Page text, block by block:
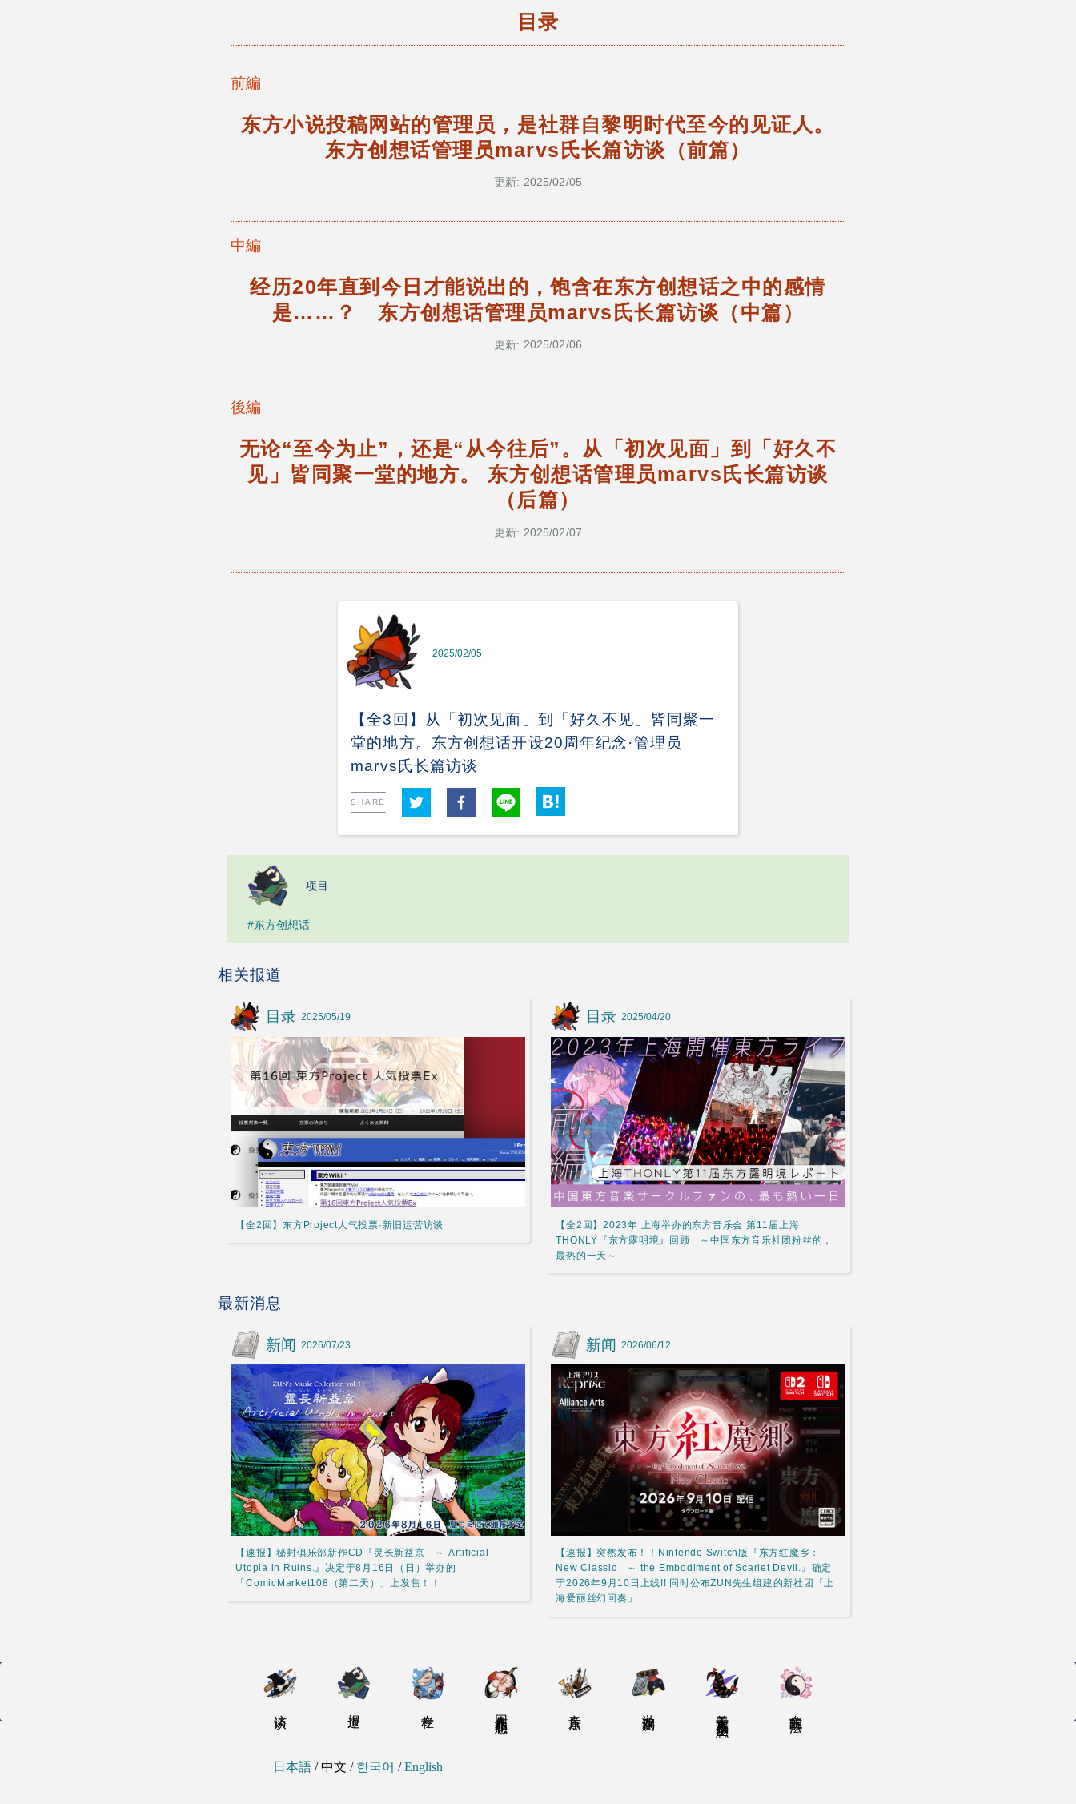
目录
前編
东方小说投稿网站的管理员，是社群自黎明时代至今的见证人。
东方创想话管理员marvs氏长篇访谈（前篇）
更新: 2025/02/05
中編
经历20年直到今日才能说出的，饱含在东方创想话之中的感情
是……？ 东方创想话管理员marvs氏长篇访谈（中篇）
更新: 2025/02/06
後編
无论“至今为止”，还是“从今往后”。从「初次见面」到「好久不
见」皆同聚一堂的地方。 东方创想话管理员marvs氏长篇访谈
（后篇）
更新: 2025/02/07
2025/02/05
【全3回】从「初次见面」到「好久不见」皆同聚一
堂的地方。东方创想话开设20周年纪念·管理员
marvs氏长篇访谈
SHARE
项目
#东方创想话
相关报道
目录 2025/05/19
【全2回】东方Project人气投票·新旧运营访谈
目录 2025/04/20
【全2回】2023年 上海举办的东方音乐会 第11届上海
THONLY『东方露明境』回顾 ～中国东方音乐社团粉丝的，
最热的一天～
最新消息
新闻 2026/07/23
【速报】秘封俱乐部新作CD『灵长新益京 ～ Artificial
Utopia in Ruins.』决定于8月16日（日）举办的
「ComicMarket108（第二天）」上发售！！
新闻 2026/06/12
【速报】突然发布！！Nintendo Switch版『东方红魔乡：
New Classic ～ the Embodiment of Scarlet Devil.』确定
于2026年9月10日上线!! 同时公布ZUN先生组建的新社团「上
海爱丽丝幻回奏」
日本語 /中文 / 한국어 /English